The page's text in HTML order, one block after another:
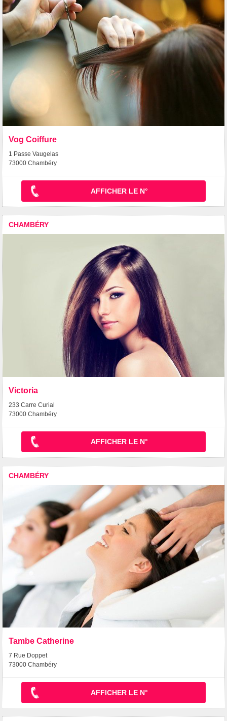
Vog Coiffure
1 Passe Vaugelas
73000 Chambéry
AFFICHER LE N°
CHAMBÉRY
Victoria
233 Carre Curial
73000 Chambéry
AFFICHER LE N°
CHAMBÉRY
Tambe Catherine
7 Rue Doppet
73000 Chambéry
AFFICHER LE N°